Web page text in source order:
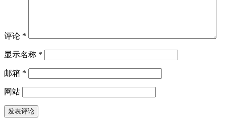
评论 *
显示名称 *
邮箱 *
网站